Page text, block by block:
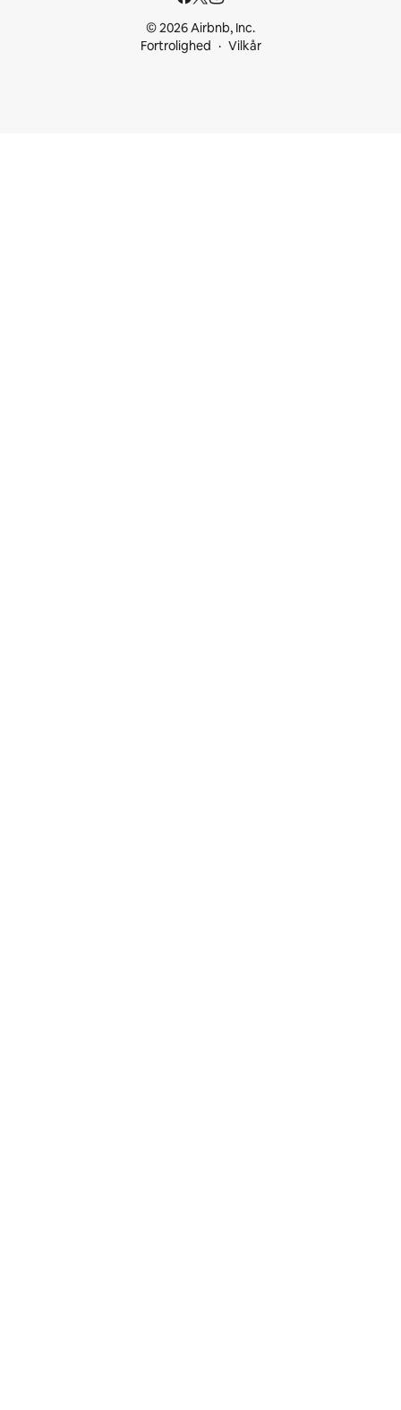
© 2026 Airbnb, Inc.
Fortrolighed
Vilkår